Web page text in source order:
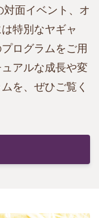
面イベント、オ
特別なヤギャ
ログラムをご用
アルな成長や変
を、ぜひご覧く